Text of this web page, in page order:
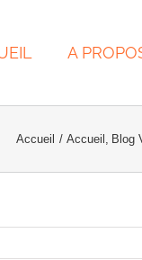
A
Accueil Accueil Blog